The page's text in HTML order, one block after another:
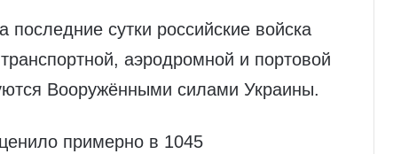
сутки российские войска
аэродромной и портовой
Вооружёнными силами Украины.
примерно в 1045